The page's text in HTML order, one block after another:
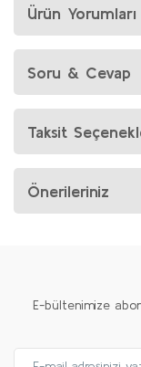
Ürün Yorumları
Soru & Cevap
Taksit
Önerileriniz
E-bültenimize